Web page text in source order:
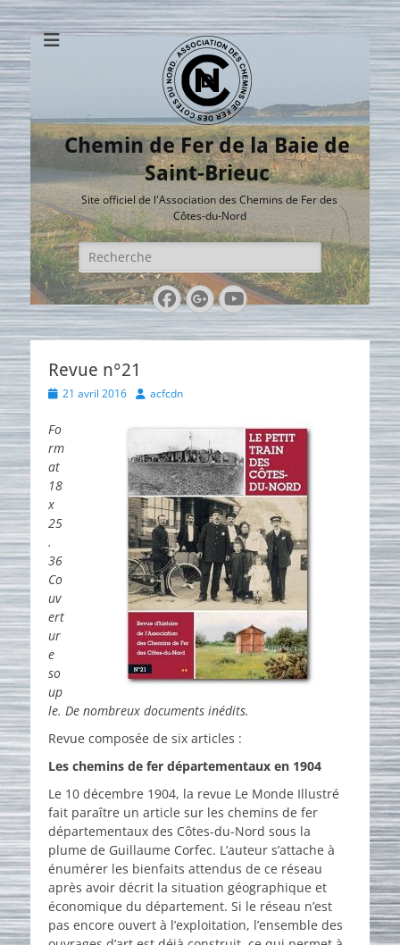
Chemin de Fer de la Baie de
Saint-Brieuc
Site officiel de l'Association des Chemins de Fer des
Côtes-du-Nord
Rechercher :
Facebook
Googleplus
YouTube
Revue n°21
Posted
21 avril 2016 Author
acfcdn
Fo
rm
at
18
x
25
.
36
Co
uv
ert
ur
e
so
up
le. De nombreux documents inédits.
Revue composée de six articles :
Les chemins de fer départementaux en 1904
Le 10 décembre 1904, la revue Le Monde Illustré
fait paraître un article sur les chemins de fer
départementaux des Côtes-du-Nord sous la
plume de Guillaume Corfec. L’auteur s’attache à
énumérer les bienfaits attendus de ce réseau
après avoir décrit la situation géographique et
économique du département. Si le réseau n’est
pas encore ouvert à l’exploitation, l’ensemble des